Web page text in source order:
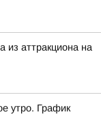
из аттракциона на
утро. График